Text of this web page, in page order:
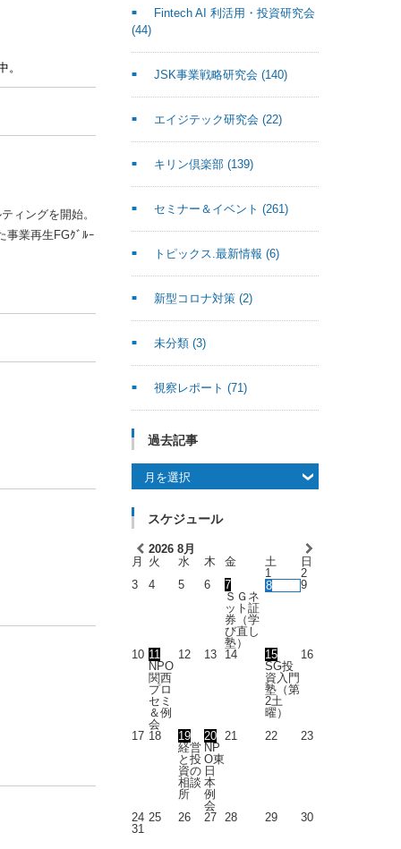
。
ィングを開始。
事業再生FGｸﾞﾙｰ
Fintech AI 利活用・投資研究会
(44)
JSK事業戦略研究会(140)
エイジテック研究会(22)
キリン倶楽部(139)
セミナー＆イベント(261)
トピックス.最新情報(6)
新型コロナ対策(2)
未分類(3)
視察レポート(71)
過去記事
過去記事
スケジュール
2026 8月
月
火 水 木 金 土
日
1
2
3
4 5 6
7
ＳＧネ
ット証
券（学
び直し
塾）
8 9
10 11
NPO
関西
プロ
セミ
＆例
会
12 13 14
15
SG投
資入門
塾（第
2土
曜）
16
17 18
19
経営
と投
資の
相談
所
20
NP
O東
日
本
例
会
21 22 23
24 25 26 27 28 29
30
31